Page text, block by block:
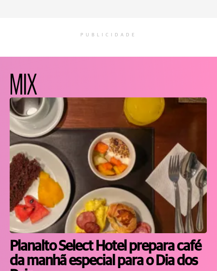
PUBLICIDADE
MIX
Planalto Select Hotel prepara café
da manhã especial para o Dia dos